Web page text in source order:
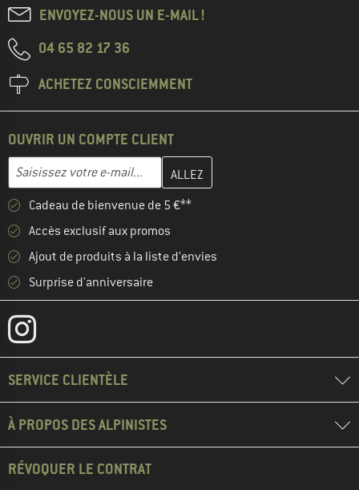
ENVOYEZ-NOUS UN E-MAIL !
04 65 82 17 36
ACHETEZ CONSCIEMMENT
OUVRIR UN COMPTE CLIENT
Adresse e-mail
Entrez votre adresse e-mail ici et créez votre compte client à la
Cadeau de bienvenue de 5 €**
Accès exclusif aux promos
Ajout de produits à la liste d'envies
Surprise d'anniversaire
SERVICE CLIENTÈLE
À PROPOS DES ALPINISTES
RÉVOQUER LE CONTRAT